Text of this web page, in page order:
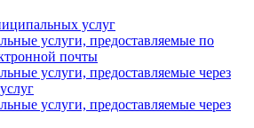
услуг
услуги, предоставляемые по
почты
услуги, предоставляемые через
услуги, предоставляемые через